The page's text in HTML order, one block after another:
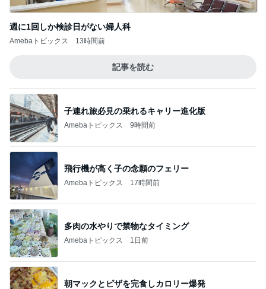
週に1回しか検診日がない婦人科
Amebaトピックス 13時間前
記事を読む
子連れ旅必見の乗れるキャリー進化版
Amebaトピックス 9時間前
飛行機が高く子の念願のフェリー
Amebaトピックス 17時間前
多肉の水やりで禁物なタイミング
Amebaトピックス 1日前
朝マックとピザを完食しカロリー爆発